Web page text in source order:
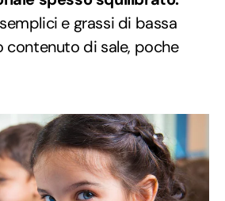
e grassi di bassa
contenuto di sale, poche